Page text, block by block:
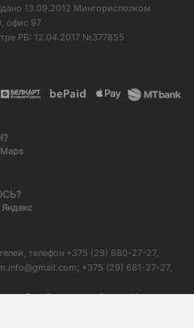
13.09.2012 Мингорисполком
офис 97
РБ: 12.04.2017 №377855
телефон +375 (29) 680-27-27,
+375 (29) 681-27-27,
Октябрьского района г. Минска: +